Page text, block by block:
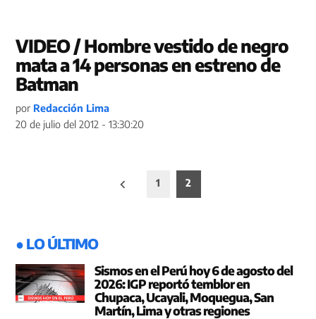
VIDEO / Hombre vestido de negro
mata a 14 personas en estreno de
Batman
por Redacción Lima
20 de julio del 2012 - 13:30:20
1 2
● LO ÚLTIMO
Sismos en el Perú hoy 6 de agosto del
2026: IGP reportó temblor en
Chupaca, Ucayali, Moquegua, San
Martín, Lima y otras regiones